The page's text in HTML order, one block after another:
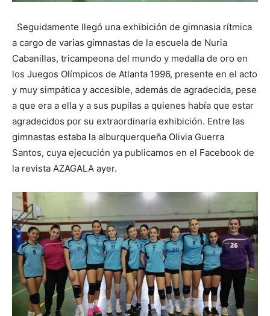
Seguidamente llegó una exhibición de gimnasia rítmica
a cargo de varias gimnastas de la escuela de Nuria
Cabanillas, tricampeona del mundo y medalla de oro en
los Juegos Olímpicos de Atlanta 1996, presente en el acto
y muy simpática y accesible, además de agradecida, pese
a que era a ella y a sus pupilas a quienes había que estar
agradecidos por su extraordinaria exhibición. Entre las
gimnastas estaba la alburquerqueña Olivia Guerra
Santos, cuya ejecución ya publicamos en el Facebook de
la revista AZAGALA ayer.